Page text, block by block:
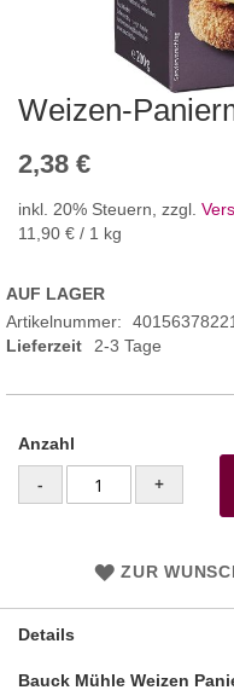
Weizen-
2,38 €
inkl. 20% Steuern, zzgl.
11,90 € / 1 kg
AUF LAGER
Artikelnummer
Lieferzeit
2-3 Tage
Anzahl
- +
ZUR
Details
Bauck Mühle Weizen